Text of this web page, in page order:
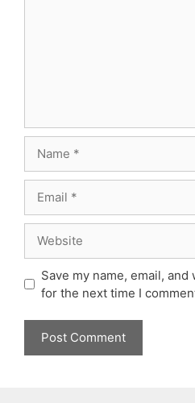
Save my name, email,
for the next time I